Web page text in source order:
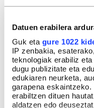
Datuen erabilera
Guk eta gure 1022
IP zenbakia,
teknologiak erabiliz
dugu publizitate eta
edukiaren neurketa,
garapena
erabiltzen dituen
aldatzen edo